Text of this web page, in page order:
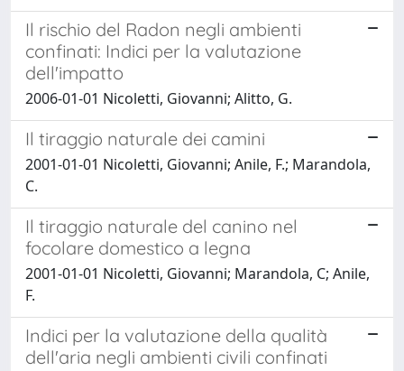
Il rischio del Radon negli ambienti
confinati: Indici per la valutazione
dell'impatto
2006-01-01 Nicoletti, Giovanni; Alitto, G.
Il tiraggio naturale dei camini
2001-01-01 Nicoletti, Giovanni; Anile, F.; Marandola,
C.
Il tiraggio naturale del canino nel
focolare domestico a legna
2001-01-01 Nicoletti, Giovanni; Marandola, C; Anile,
F.
Indici per la valutazione della qualità
dell'aria negli ambienti civili confinati